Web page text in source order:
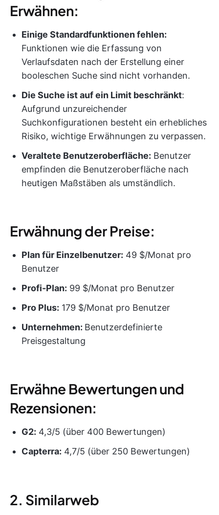
Erwähnen:
Einige Standardfunktionen fehlen:
Funktionen wie die Erfassung von
Verlaufsdaten nach der Erstellung einer
booleschen Suche sind nicht vorhanden.
Die Suche ist auf ein Limit beschränkt:
Aufgrund unzureichender
Suchkonfigurationen besteht ein erhebliches
Risiko, wichtige Erwähnungen zu verpassen.
Veraltete Benutzeroberfläche: Benutzer
empfinden die Benutzeroberfläche nach
heutigen Maßstäben als umständlich.
Erwähnung der Preise:
Plan für Einzelbenutzer: 49 $/Monat pro
Benutzer
Profi-Plan: 99 $/Monat pro Benutzer
Pro Plus: 179 $/Monat pro Benutzer
Unternehmen: Benutzerdefinierte
Preisgestaltung
Erwähne Bewertungen und
Rezensionen:
G2: 4,3/5 (über 400 Bewertungen)
Capterra: 4,7/5 (über 250 Bewertungen)
2. Similarweb